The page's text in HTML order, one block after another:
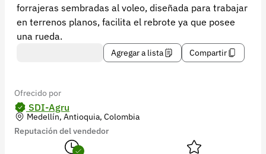
forrajeras sembradas al voleo, diseñada para trabajar
en terrenos planos, facilita el rebrote ya que posee
una rueda.
Agregar a lista Compartir
Ofrecido por
SDI-Agru
Medellín, Antioquia, Colombia
Reputación del vendedor
+57 323 2931928
contacto@croper.com
© 2026 Croper.com Todos los derechos reservados
Síguenos